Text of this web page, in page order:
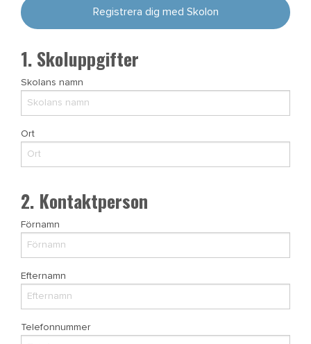
Registrera dig med Skolon
1. Skoluppgifter
Skolans namn
Ort
2. Kontaktperson
Förnamn
Efternamn
Telefonnummer